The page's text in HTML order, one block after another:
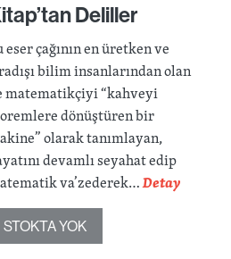
Deliller
eser çağının en üretken ve
bilim insanlarından olan
matematikçiyi “kahveyi
dönüştüren bir
olarak tanımlayan,
devamlı seyahat edip
va’zederek…Detay
STOKTA YOK